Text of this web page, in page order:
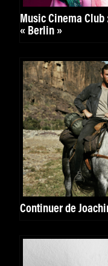
Music Cinema
« Berlin »
Continuer de